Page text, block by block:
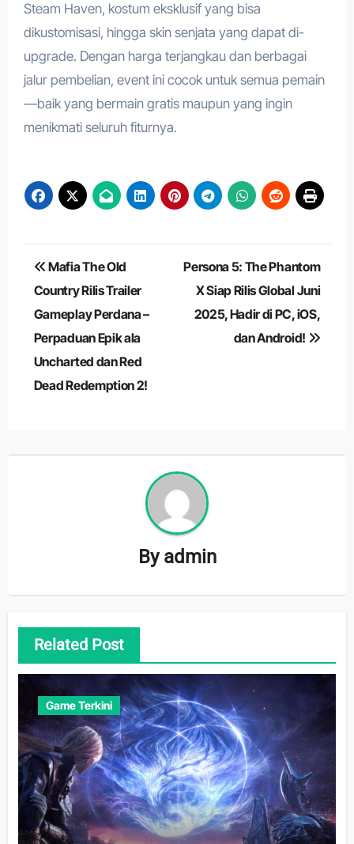
Steam Haven, kostum eksklusif yang bisa
dikustomisasi, hingga skin senjata yang dapat di-
upgrade. Dengan harga terjangkau dan berbagai
jalur pembelian, event ini cocok untuk semua pemain
—baik yang bermain gratis maupun yang ingin
menikmati seluruh fiturnya.
Navigasi
pos
Mafia The Old
Country Rilis Trailer
Gameplay Perdana –
Perpaduan Epik ala
Uncharted dan Red
Dead Redemption 2!
Persona 5: The Phantom
X Siap Rilis Global Juni
2025, Hadir di PC, iOS,
dan Android!
By admin
Related Post
Game Terkini